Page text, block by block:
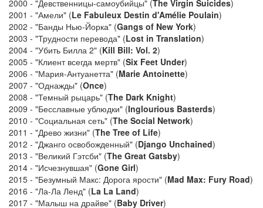
2000 - "Девственницы-самоубийцы" (The Virgin Suicides)
2001 - "Амели" (Le Fabuleux Destin d'Amélie Poulain)
2002 - "Банды Нью-Йорка" (Gangs of New York)
2003 - "Трудности перевода" (Lost in Translation)
2004 - "Убить Билла 2" (Kill Bill: Vol. 2)
2005 - "Клиент всегда мертв" (Six Feet Under)
2006 - "Мария-Антуанетта" (Marie Antoinette)
2007 - "Однажды" (Once)
2008 - "Темный рыцарь" (The Dark Knight)
2009 - "Бесславные ублюдки" (Inglourious Basterds)
2010 - "Социальная сеть" (The Social Network)
2011 - "Древо жизни" (The Tree of Life)
2012 - "Джанго освобожденный" (Django Unchained)
2013 - "Великий Гэтсби" (The Great Gatsby)
2014 - "Исчезнувшая" (Gone Girl)
2015 - "Безумный Макс: Дорога ярости" (Mad Max: Fury Road)
2016 - "Ла-Ла Ленд" (La La Land)
2017 - "Малыш на драйве" (Baby Driver)